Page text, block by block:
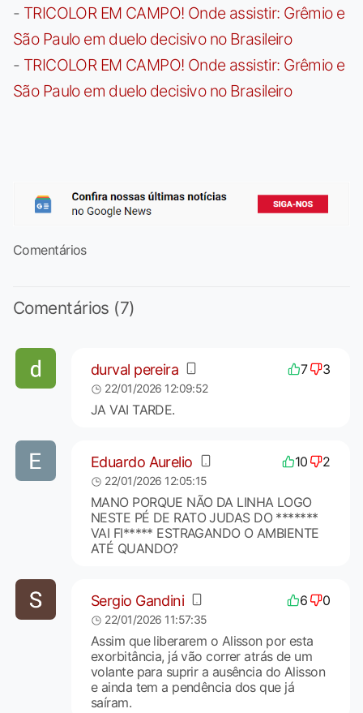
- TRICOLOR EM CAMPO! Onde assistir: Grêmio e
São Paulo em duelo decisivo no Brasileiro
- TRICOLOR EM CAMPO! Onde assistir: Grêmio e
São Paulo em duelo decisivo no Brasileiro
Comentários
Comentários (7)
durval pereira 7 3
22/01/2026 12:09:52
JA VAI TARDE.
Eduardo Aurelio 10 2
22/01/2026 12:05:15
MANO PORQUE NÃO DA LINHA LOGO
NESTE PÉ DE RATO JUDAS DO *******
VAI FI***** ESTRAGANDO O AMBIENTE
ATÉ QUANDO?
Sergio Gandini 6 0
22/01/2026 11:57:35
Assim que liberarem o Alisson por esta
exorbitância, já vão correr atrás de um
volante para suprir a ausência do Alisson
e ainda tem a pendência dos que já
saíram.